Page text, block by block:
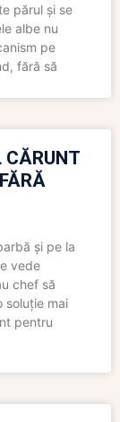
părul și se
albe nu
pe
fără să
CĂRUNT
și pe la
vede
chef să
soluție mai
pentru